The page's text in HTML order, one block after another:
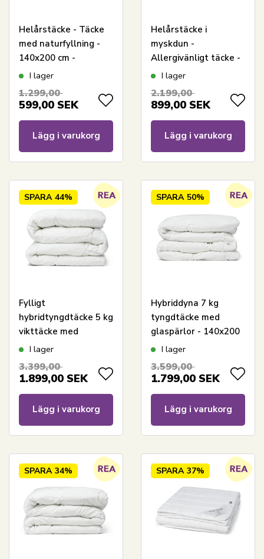
Helårstäcke - Täcke
med naturfyllning -
140x200 cm -
Nordstrand Home
I lager
1.299,00
599,00 SEK
Lägg i varukorg
Helårstäcke i
myskdun -
Allergivänligt täcke -
140x200 cm -
täcke
I lager
2.199,00
899,00 SEK
Lägg i varukorg
SPARA 44%
Fylligt
hybridtyngdtäcke 5 kg
vikttäcke med
glaspärlor - 140x200
helårstäcke - Varm
I lager
3.399,00
1.899,00 SEK
Lägg i varukorg
SPARA 50%
Hybriddyna 7 kg
tyngdtäcke med
glaspärlor - 140x200
cm - Helårstäcke med
bolltäcke från
I lager
3.599,00
1.799,00 SEK
Lägg i varukorg
SPARA 34% SPARA 37%